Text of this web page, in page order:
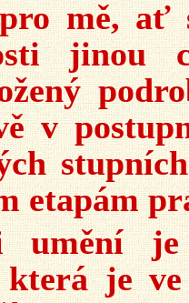
mě,
jinou
v
etapám
umění
která je